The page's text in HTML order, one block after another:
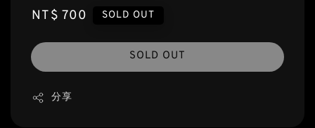
Regular
NT$ 700 SOLD OUT
SOLD OUT
分享